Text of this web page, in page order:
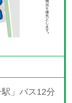
」バス12分